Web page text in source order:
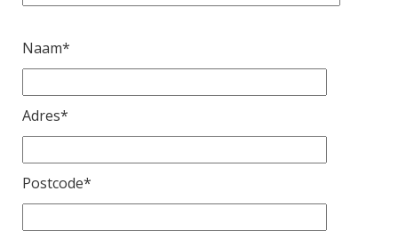
Naam*
Adres*
Postcode*